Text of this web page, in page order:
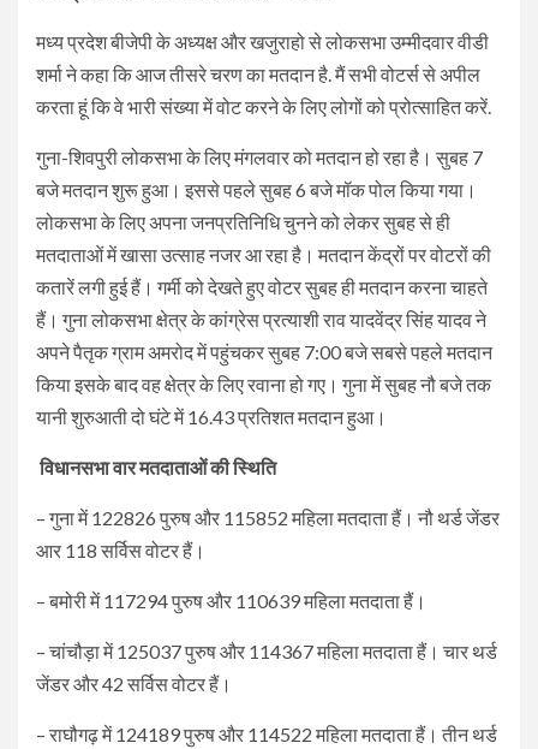
मध्य प्रदेश बीजेपी के अध्यक्ष और खजुराहो से लोकसभा उम्मीदवार वीडी
शर्मा ने कहा कि आज तीसरे चरण का मतदान है. मैं सभी वोटर्स से अपील
करता हूं कि वे भारी संख्या में वोट करने के लिए लोगों को प्रोत्साहित करें.
गुना-शिवपुरी लोकसभा के लिए मंगलवार को मतदान हो रहा है। सुबह 7
बजे मतदान शुरू हुआ। इससे पहले सुबह 6 बजे मॉक पोल किया गया।
लोकसभा के लिए अपना जनप्रतिनिधि चुनने को लेकर सुबह से ही
मतदाताओं में खासा उत्साह नजर आ रहा है। मतदान केंद्रों पर वोटरों की
कतारें लगी हुई हैं। गर्मी को देखते हुए वोटर सुबह ही मतदान करना चाहते
हैं। गुना लोकसभा क्षेत्र के कांग्रेस प्रत्याशी राव यादवेंद्र सिंह यादव ने
अपने पैतृक ग्राम अमरोद में पहुंचकर सुबह 7:00 बजे सबसे पहले मतदान
किया इसके बाद वह क्षेत्र के लिए रवाना हो गए। गुना में सुबह नौ बजे तक
यानी शुरुआती दो घंटे में 16.43 प्रतिशत मतदान हुआ।
विधानसभा वार मतदाताओं की स्थिति
– गुना में 122826 पुरुष और 115852 महिला मतदाता हैं। नौ थर्ड जेंडर
आर 118 सर्विस वोटर हैं।
– बमोरी में 117294 पुरुष और 110639 महिला मतदाता हैं।
– चांचौड़ा में 125037 पुरुष और 114367 महिला मतदाता हैं। चार थर्ड
जेंडर और 42 सर्विस वोटर हैं।
– राघौगढ़ में 124189 पुरुष और 114522 महिला मतदाता हैं। तीन थर्ड